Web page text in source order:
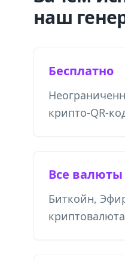
наш
Бесплатно
крипто-QR-
Все валюты
Биткойн,